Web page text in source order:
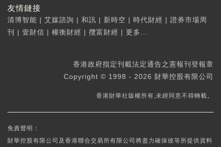
友情鏈接
清博智能 | 艾媒諮詢 | 和訊 | 新時空 | 時代財經 | 證券市場周
刊
| 壹財信 | 權衡財經 | 攬富財經 | 更多...
香港政府指定刊載法定通告之憲報刊登報章
Copyright © 1998 - 2026 財華控股有限公司
香港財華社版權所有,未經同意不得轉載。
免責聲明：
財華控股有限公司及香港聯合交易所有限公司將盡力確保彼等所提供資料